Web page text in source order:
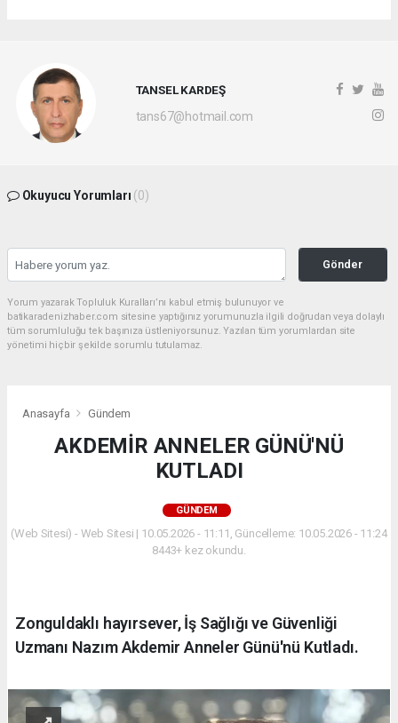
TANSEL KARDEŞ
tans67@hotmail.com
Okuyucu Yorumları (0)
Gönder
Yorum yazarak Topluluk Kuralları’nı kabul etmiş bulunuyor ve
batikaradenizhaber.com sitesine yaptığınız yorumunuzla ilgili doğrudan veya dolaylı
tüm sorumluluğu tek başınıza üstleniyorsunuz. Yazılan tüm yorumlardan site
yönetimi hiçbir şekilde sorumlu tutulamaz.
Anasayfa Gündem
AKDEMİR ANNELER GÜNÜ'NÜ
KUTLADI
GÜNDEM
(Web Sitesi) - Web Sitesi | 10.05.2026 - 11:11, Güncelleme: 10.05.2026 - 11:24
8443+ kez okundu.
Zonguldaklı hayırsever, İş Sağlığı ve Güvenliği
Uzmanı Nazım Akdemir Anneler Günü'nü Kutladı.